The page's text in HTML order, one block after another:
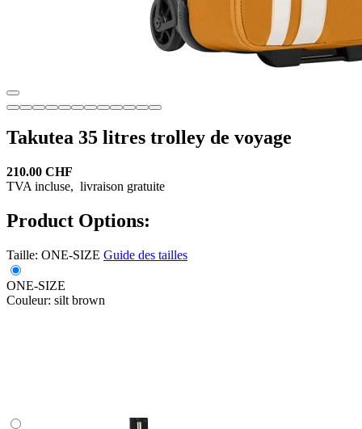
Takutea 35 litres trolley de voyage
210.00 CHF
TVA incluse, livraison gratuite
Product Options:
Taille: ONE-SIZE Guide des tailles
ONE-SIZE
Couleur: silt brown